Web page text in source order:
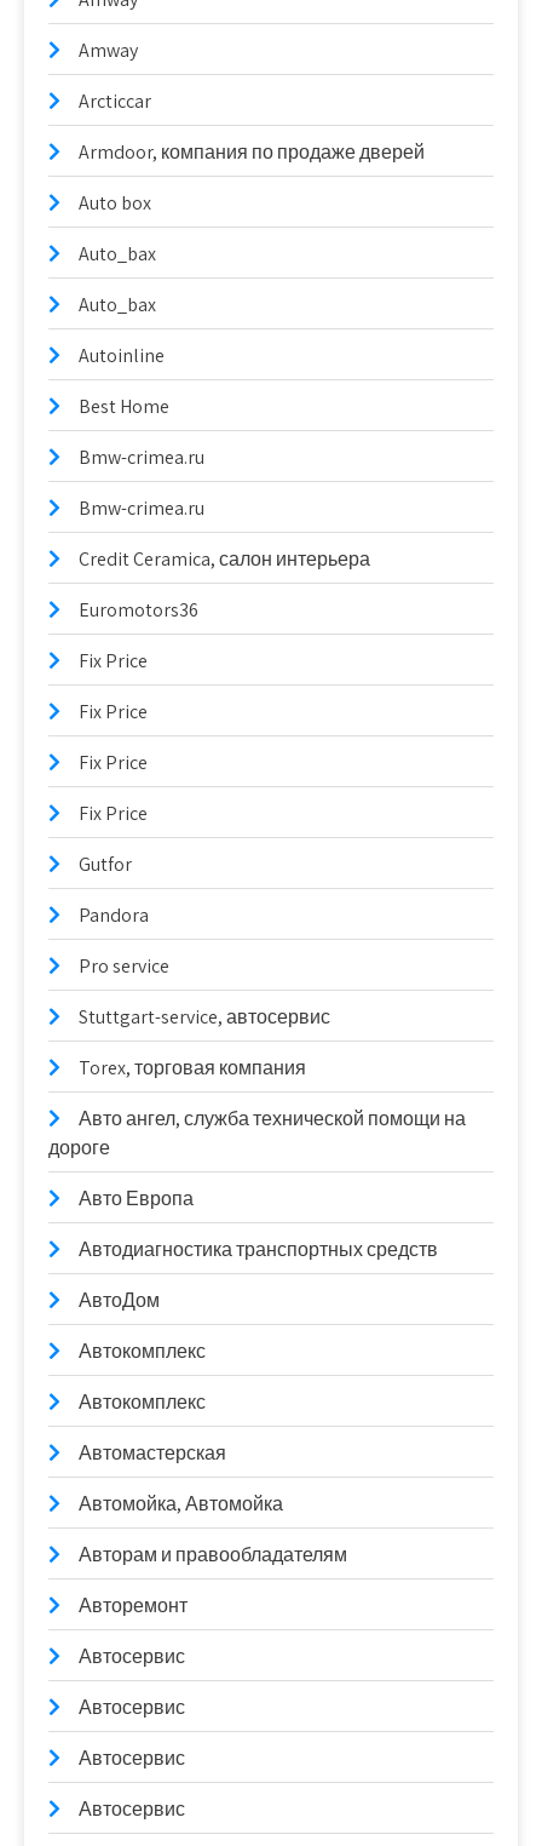
Amway
Arcticcar
Armdoor, компания по продаже дверей
Auto box
Auto_bax
Auto_bax
Autoinline
Best Home
Bmw-crimea.ru
Bmw-crimea.ru
Credit Ceramica, салон интерьера
Euromotors36
Fix Price
Fix Price
Fix Price
Fix Price
Gutfor
Pandora
Pro service
Stuttgart-service, автосервис
Torex, торговая компания
Авто ангел, служба технической помощи на
дороге
Авто Европа
Автодиагностика транспортных средств
АвтоДом
Автокомплекс
Автокомплекс
Автомастерская
Автомойка, Автомойка
Авторам и правообладателям
Авторемонт
Автосервис
Автосервис
Автосервис
Автосервис